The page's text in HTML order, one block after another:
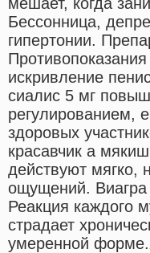
Бессонница,
гипертонии.
искривление
сиалис 5 мг
регулированием,
здоровых
красавчик а
действуют мягко,
ощущений. Виагра
Реакция каждого
страдает
умеренной